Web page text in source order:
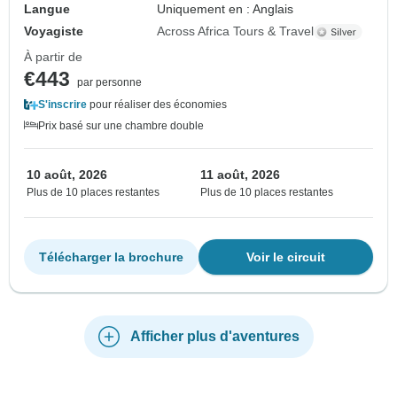
Langue
Uniquement en : Anglais
Voyagiste
Across Africa Tours & Travel
À partir de
€443
par personne
S'inscrire pour réaliser des économies
Prix basé sur une chambre double
10 août, 2026
Plus de 10 places restantes
11 août, 2026
Plus de 10 places restantes
Voir le circuit
Télécharger la brochure
Afficher plus d'aventures